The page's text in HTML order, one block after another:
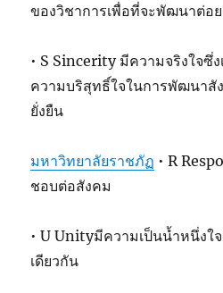
ของวิชาการเพื่อที่จะพัฒนาต่อ
• S Sincerity มีความจริงใจซึ่
ความบริสุทธิ์ใจในการพัฒนาสั
ยั่งยืน
มหาวิทยาลัยราชภัฏ • R
ชอบต่อสังคม
• U Unityมีความเป็นน้ำหนึ่งใ
เดียวกัน